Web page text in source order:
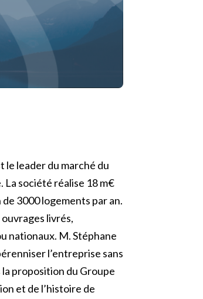
le leader du marché du
société réalise 18 m€
3000 logements par an.
livrés,
nationaux. M. Stéphane
l’entreprise sans
proposition du Groupe
et de l’histoire de